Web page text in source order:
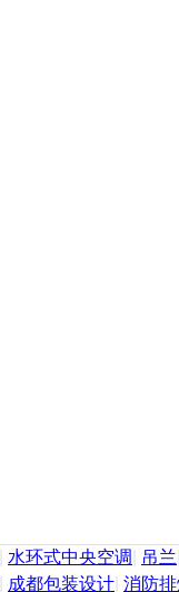
水环式中央空调 吊兰
成都包装设计 消防